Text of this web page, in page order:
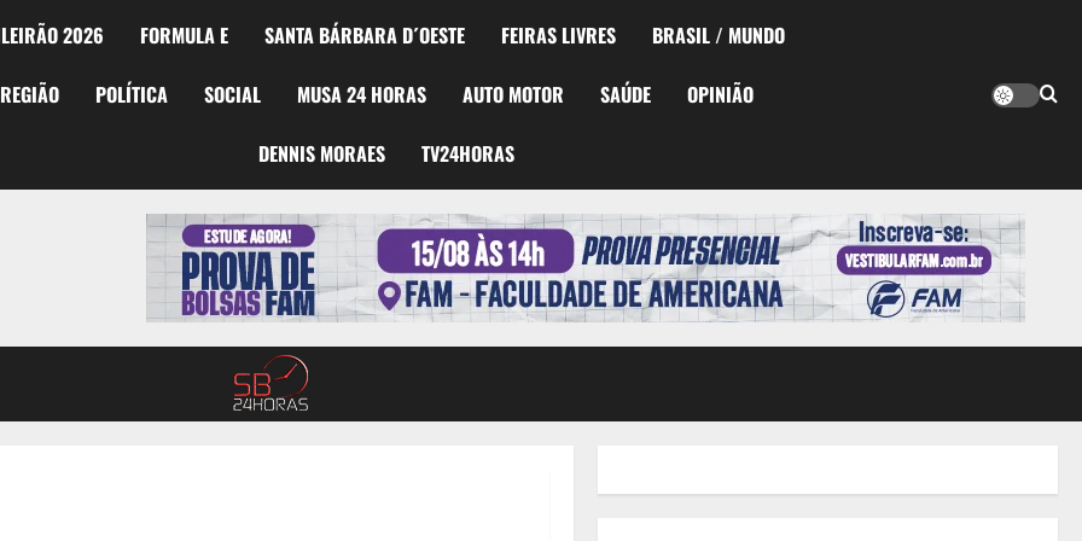
2026 FORMULA E SANTA BÁRBARA D´OESTE FEIRAS LIVRES BRASIL / MUNDO
REGIÃO POLÍTICA SOCIAL MUSA 24 HORAS AUTO MOTOR SAÚDE OPINIÃO
DENNIS MORAES TV24HORAS